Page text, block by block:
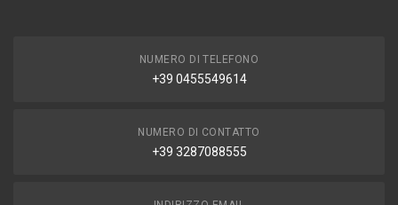
NUMERO DI TELEFONO
+39 0455549614
NUMERO DI CONTATTO
+39 3287088555